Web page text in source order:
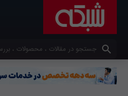
کلمات کلیدی خود را وارد کنید